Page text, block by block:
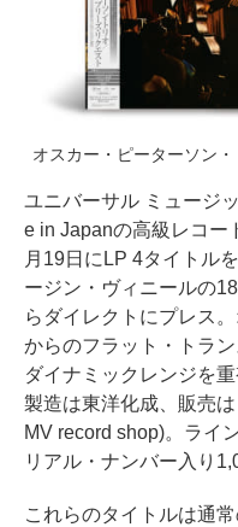
オスカー・ピーターソン
ユニバーサル ミュージ
e in Japanの高級レコー
月19日にLP 4タイトル
ージン・ヴィニールの
らダイレクトにプレス
からのフラット・トラ
ダイナミックレンジを
製造は東洋化成、販売
MV record shop)。ライ
リアル・ナンバー入り
これらのタイトルは通